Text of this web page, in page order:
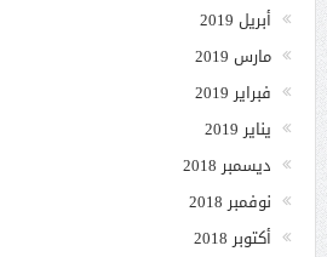
أبريل 2019
مارس 2019
فبراير 2019
يناير 2019
ديسمبر 2018
نوفمبر 2018
أكتوبر 2018